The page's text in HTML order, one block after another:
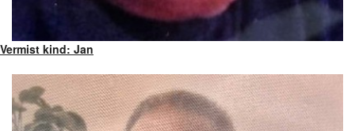
Vermist kind: Jan